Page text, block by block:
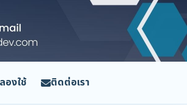
องใช้ ติดต่อเรา